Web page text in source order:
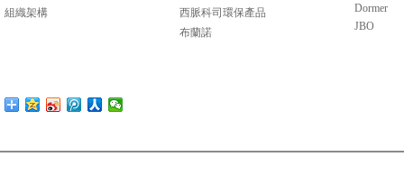
組織架構
西脈科司環保產品
布蘭諾
Dormer
JBO